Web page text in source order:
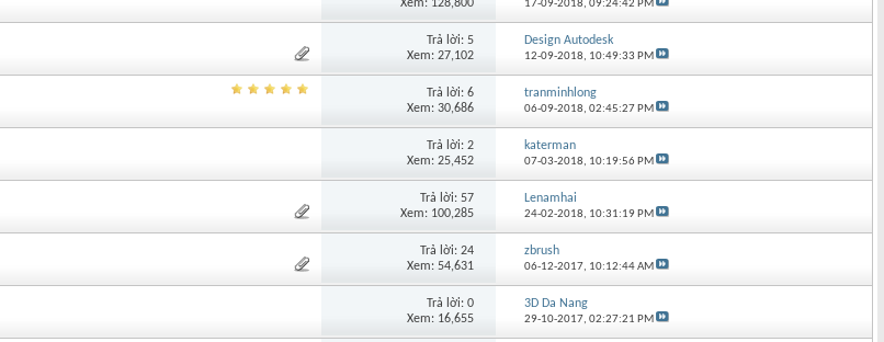
Xem: 128,800 17-09-2018,09:24:42 PM
Trả lời: 5
Xem: 27,102
Design Autodesk
12-09-2018, 10:49:33 PM
Trả lời: 6
Xem: 30,686
tranminhlong
06-09-2018,02:45:27 PM
Trả lời: 2
Xem: 25,452
katerman
07-03-2018, 10:19:56 PM
Trả lời: 57
Xem: 100,285
Lenamhai
24-02-2018, 10:31:19 PM
Trả lời: 24
Xem: 54,631
zbrush
06-12-2017, 10:12:44 AM
Trả lời: 0
Xem: 16,655
3D Da Nang
29-10-2017,02:27:21 PM